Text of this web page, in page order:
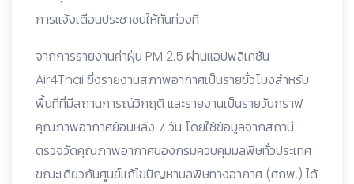
การแจ้งเตือนประชาชนให้ทันท่วงที
จากการรายงานค่าฝุ่น PM 2.5 ผ่านแอปพลิเคชัน
Air4Thai ซึ่งรายงานสภาพอากาศเป็นรายชั่วโมงสำหรับ
พื้นที่ที่มีสถานการณ์วิกฤติ และรายงานเป็นรายวันกราฟ
คุณภาพอากาศย้อนหลัง 7 วัน โดยใช้ข้อมูลจากสถานี
ตรวจวัดคุณภาพอากาศของกรมควบคุมมลพิษทั่วประเทศ
ขณะเดียวกันศูนย์แก้ไขปัญหามลพิษทางอากาศ (ศกพ.) ได้